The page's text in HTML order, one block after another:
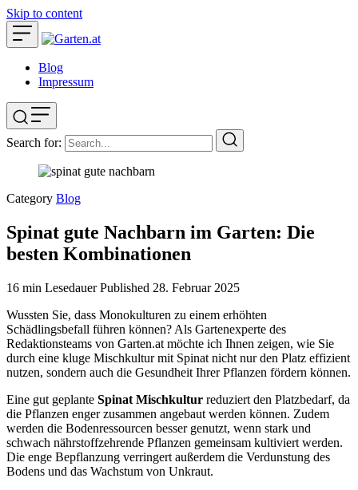
Skip to content
Blog
Impressum
Search for:
Category Blog
Spinat gute Nachbarn im Garten: Die
besten Kombinationen
16 min LesedauerPublished 28. Februar 2025
Wussten Sie, dass Monokulturen zu einem erhöhten
Schädlingsbefall führen können? Als Gartenexperte des
Redaktionsteams von Garten.at möchte ich Ihnen zeigen, wie Sie
durch eine kluge Mischkultur mit Spinat nicht nur den Platz effizient
nutzen, sondern auch die Gesundheit Ihrer Pflanzen fördern können.
Eine gut geplante Spinat Mischkultur reduziert den Platzbedarf, da
die Pflanzen enger zusammen angebaut werden können. Zudem
werden die Bodenressourcen besser genutzt, wenn stark und
schwach nährstoffzehrende Pflanzen gemeinsam kultiviert werden.
Die enge Bepflanzung verringert außerdem die Verdunstung des
Bodens und das Wachstum von Unkraut.